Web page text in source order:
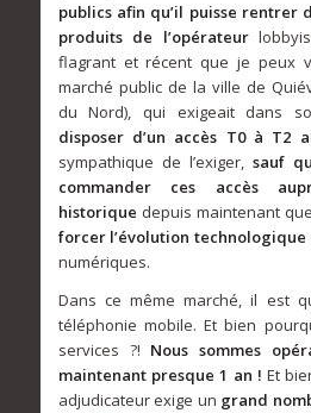
publics afin qu’il puisse rentrer
produits de l’opérateur
flagrant et récent que je peux
marché public de la ville de
du Nord), qui exigeait dans
disposer d’un accès T0 à T2
sympathique de l’exiger, sauf
commander ces accès
historique depuis maintenant
forcer l’évolution technologique
numériques.
Dans ce même marché, il est
téléphonie mobile. Et bien
services ?! Nous sommes
maintenant presque 1 an ! Et
adjudicateur exige un grand